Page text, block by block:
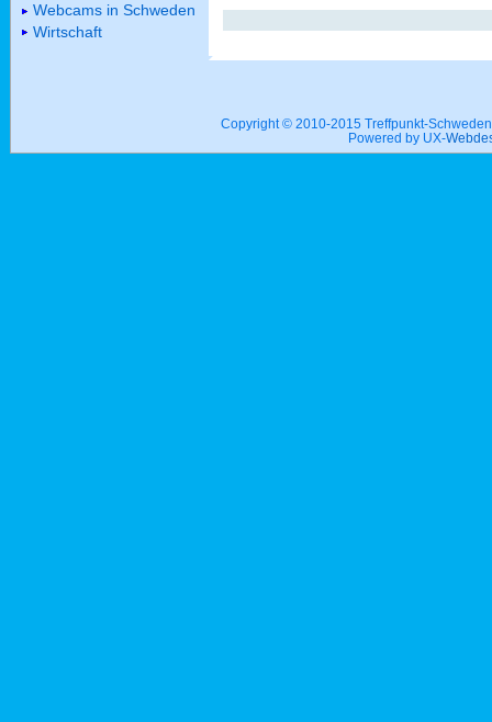
Webcams in Schweden
Wirtschaft
Copyright © 2010-2015 Treffpunkt-
Powered by UX-